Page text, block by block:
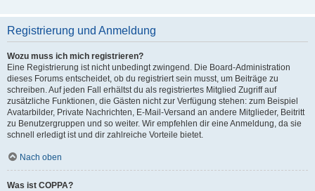
Registrierung und Anmeldung
Wozu muss ich mich registrieren?
Eine Registrierung ist nicht unbedingt zwingend. Die Board-Administration
dieses Forums entscheidet, ob du registriert sein musst, um Beiträge zu
schreiben. Auf jeden Fall erhältst du als registriertes Mitglied Zugriff auf
zusätzliche Funktionen, die Gästen nicht zur Verfügung stehen: zum Beispiel
Avatarbilder, Private Nachrichten, E-Mail-Versand an andere Mitglieder, Beitritt
zu Benutzergruppen und so weiter. Wir empfehlen dir eine Anmeldung, da sie
schnell erledigt ist und dir zahlreiche Vorteile bietet.
Nach oben
Was ist COPPA?